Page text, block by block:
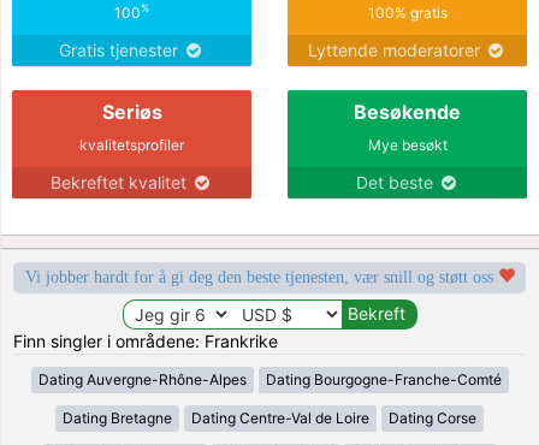
100%
Gratis tjenester
100% gratis
Lyttende moderatorer
Seriøs
kvalitetsprofiler
Bekreftet kvalitet
Besøkende
Mye besøkt
Det beste
Vi jobber hardt for å gi deg den beste tjenesten, vær snill og støtt oss
Finn singler i områdene: Frankrike
Dating Auvergne-Rhône-Alpes Dating Bourgogne-Franche-Comté
Dating Bretagne Dating Centre-Val de Loire Dating Corse